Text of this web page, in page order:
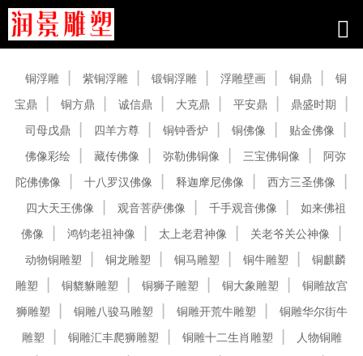
铜浮雕 紫铜浮雕 锻铜浮雕 浮雕壁画 铜鼎
铜
宝鼎
铜方鼎 诚信鼎 大克鼎 平安鼎
鼎盛时期
司母戊鼎
四羊方尊 铜钟香炉 铜佛像
贴金佛像
佛像彩绘
藏传佛像 弥勒佛铜像 三宝佛铜像
阿弥
陀佛佛像
十八罗汉佛像 释迦摩尼佛像
西方三圣佛像
四大天王佛像
观音菩萨佛像 千手观音佛像
如来佛祖
佛像
鸿钧老祖神像 太上老君神像
关老爷关公神像
动物铜雕塑
铜龙雕塑 铜马雕塑 铜牛雕塑
铜麒麟
雕塑
铜貔貅雕塑 铜狮子雕塑 铜大象雕塑
铜雕故宫
狮雕塑
铜雕八骏马雕塑 铜雕开荒牛雕塑
铜雕华尔街牛
雕塑
铜雕汇丰爬狮雕塑 铜雕十二生肖雕塑
人物铜雕